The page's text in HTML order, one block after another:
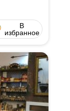
В
избранное